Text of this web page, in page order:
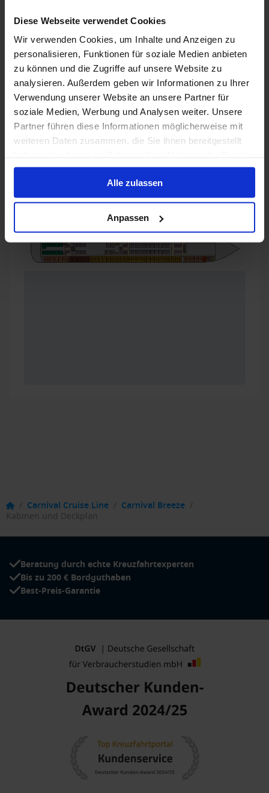
Diese Webseite verwendet Cookies
Wir verwenden Cookies, um Inhalte und Anzeigen zu
personalisieren, Funktionen für soziale Medien anbieten
zu können und die Zugriffe auf unsere Website zu
analysieren. Außerdem geben wir Informationen zu Ihrer
Verwendung unserer Website an unsere Partner für
soziale Medien, Werbung und Analysen weiter. Unsere
Partner führen diese Informationen möglicherweise mit
weiteren Daten zusammen, die Sie ihnen bereitgestellt
gesammelt haben.
Alle zulassen
Anpassen
Deck 8 Verandah
Deck 9 Vista
Deck 11 Panorama
Deck 12 Spa
Deck 14 Forward Sun
Deck 15 Sky
/ Carnival Cruise Line / Carnival Breeze /
Kabinen und Deckplan
Beratung durch echte Kreuzfahrtexperten
Bis zu 200 € Bordguthaben
Best-Preis-Garantie